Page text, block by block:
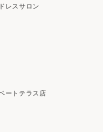
レスサロン
ートテラス店